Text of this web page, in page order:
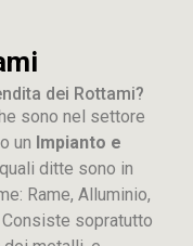
dei Rottami?
sono nel settore
un Impianto e
ditte sono in
Rame, Alluminio,
Consiste sopratutto